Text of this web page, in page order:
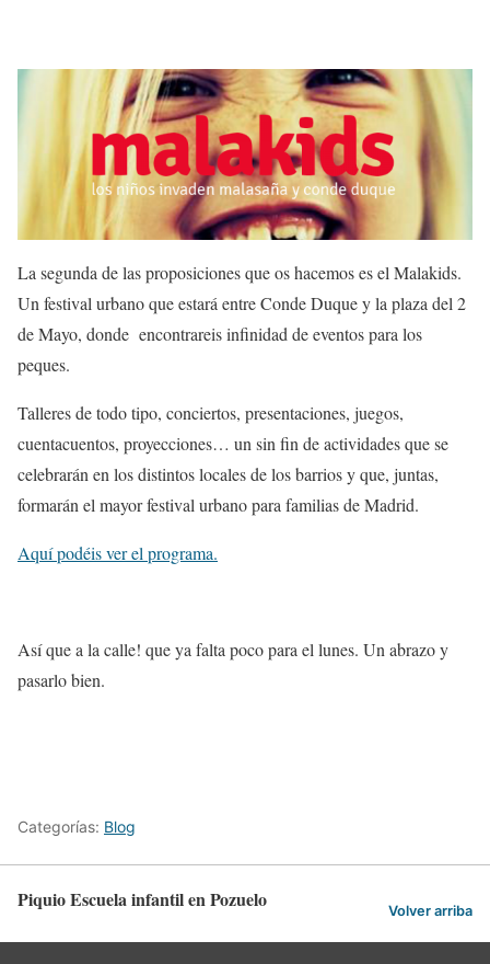
La segunda de las proposiciones que os hacemos es el Malakids.
Un festival urbano que estará entre Conde Duque y la plaza del 2
de Mayo, donde encontrareis infinidad de eventos para los
peques.
Talleres de todo tipo, conciertos, presentaciones, juegos,
cuentacuentos, proyecciones… un sin fin de actividades que se
celebrarán en los distintos locales de los barrios y que, juntas,
formarán el mayor festival urbano para familias de Madrid.
Aquí podéis ver el programa.
Así que a la calle! que ya falta poco para el lunes. Un abrazo y
pasarlo bien.
Categorías: Blog
Piquio Escuela infantil en Pozuelo Volver arriba